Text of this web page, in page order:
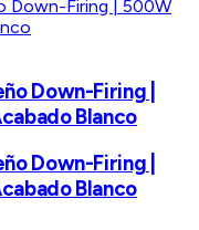
Down-Firing |
Blanco
Down-Firing |
Blanco